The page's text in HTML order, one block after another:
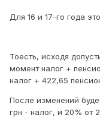
Для 16 и 17-го года
Тоесть, исходя
момент налог +
налог + 422,65
После изменений
грн - налог, и 20% от